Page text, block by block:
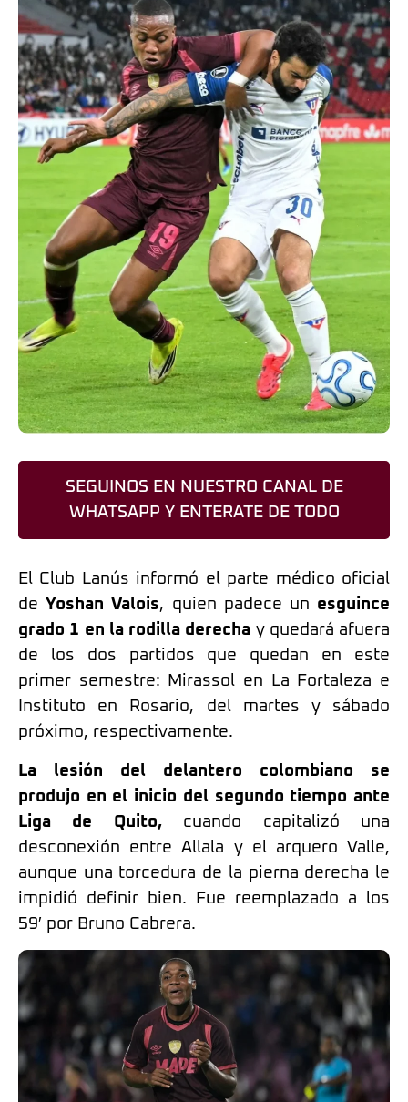
SEGUINOS EN NUESTRO CANAL DE
WHATSAPP Y ENTERATE DE TODO
El Club Lanús informó el parte médico oficial
deYoshan Valois, quien padece un esguince
grado 1 en la rodilla derecha y quedará afuera
de los dos partidos que quedan en este
primer semestre: Mirassol en La Fortaleza e
Instituto en Rosario, del martes y sábado
próximo, respectivamente.
La lesión del delantero colombiano se
produjo en el inicio del segundo tiempo ante
Liga de Quito,cuando capitalizó una
desconexión entre Allala y el arquero Valle,
aunque una torcedura de la pierna derecha le
impidió definir bien. Fue reemplazado a los
59′ por Bruno Cabrera.